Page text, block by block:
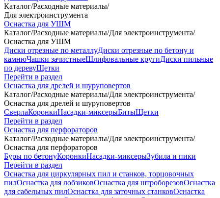
Каталог/Расходные материалы/
Для электроинструмента
Оснастка для УШМ
Каталог/Расходные материалы/Для электроинструмента/
Оснастка для УШМ
Диски отрезные по металлуДиски отрезные по бетону и
камнюЧашки зачистныеШлифовальные кругиДиски пильные
по деревуЩетки
Перейти в раздел
Оснастка для дрелей и шуруповертов
Каталог/Расходные материалы/Для электроинструмента/
Оснастка для дрелей и шуруповертов
СверлаКоронкиНасадки-миксерыБитыЩетки
Перейти в раздел
Оснастка для перфораторов
Каталог/Расходные материалы/Для электроинструмента/
Оснастка для перфораторов
Буры по бетонуКоронкиНасадки-миксерыЗубила и пики
Перейти в раздел
Оснастка для циркулярных пил и станков, торцовочных
пилОснастка для лобзиковОснастка для штроборезовОснастка
для сабельных пилОснастка для заточных станковОснастка